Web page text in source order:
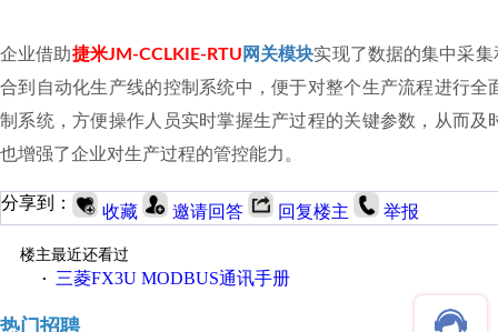
企业借助捷米JM-CCLKIE-RTU 网关模块实现了数据的集中采
合到自动化生产线的控制系统中，便于对整个生产流程进行
制系统，方便操作人员实时掌握生产过程的关键参数，从而
也增强了企业对生产过程的管控能力。
分享到： 收藏 邀请回答 回复楼主 举报
楼主最近还看过
·
三菱FX3U MODBUS通讯手册
热门招聘